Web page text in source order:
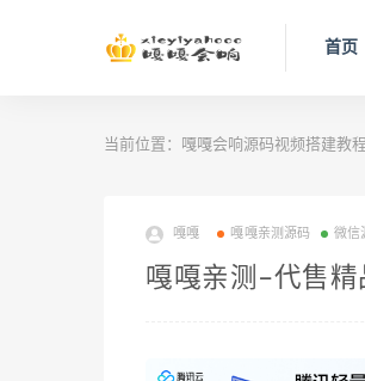
首页
当前位置： 嘎嘎会响源码视频搭建教
嘎嘎 嘎嘎亲测源码 微信
嘎嘎亲测–代售